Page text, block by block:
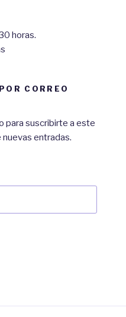
horas.
CORREO
para suscribirte a este
entradas.